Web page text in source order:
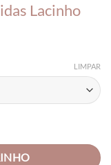
Lacinho
LIMPAR